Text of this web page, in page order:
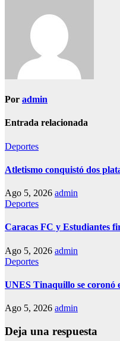
Por admin
Entrada relacionada
Deportes
Atletismo conquistó dos
Ago 5, 2026 admin
Deportes
Caracas FC y Estudiantes
Ago 5, 2026 admin
Deportes
UNES Tinaquillo se coronó
Ago 5, 2026 admin
Deja una respuesta